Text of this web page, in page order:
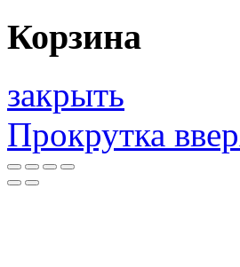
Корзина
закрыть
Прокрутка